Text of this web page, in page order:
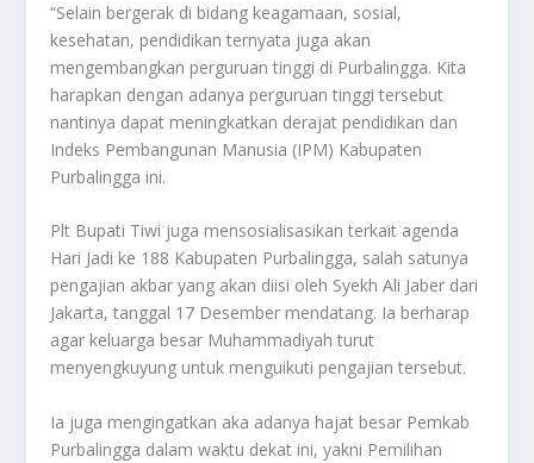
“Selain bergerak di bidang keagamaan, sosial,
kesehatan, pendidikan ternyata juga akan
mengembangkan perguruan tinggi di Purbalingga. Kita
harapkan dengan adanya perguruan tinggi tersebut
nantinya dapat meningkatkan derajat pendidikan dan
Indeks Pembangunan Manusia (IPM) Kabupaten
Purbalingga ini.
Plt Bupati Tiwi juga mensosialisasikan terkait agenda
Hari Jadi ke 188 Kabupaten Purbalingga, salah satunya
pengajian akbar yang akan diisi oleh Syekh Ali Jaber dari
Jakarta, tanggal 17 Desember mendatang. Ia berharap
agar keluarga besar Muhammadiyah turut
menyengkuyung untuk menguikuti pengajian tersebut.
Ia juga mengingatkan aka adanya hajat besar Pemkab
Purbalingga dalam waktu dekat ini, yakni Pemilihan